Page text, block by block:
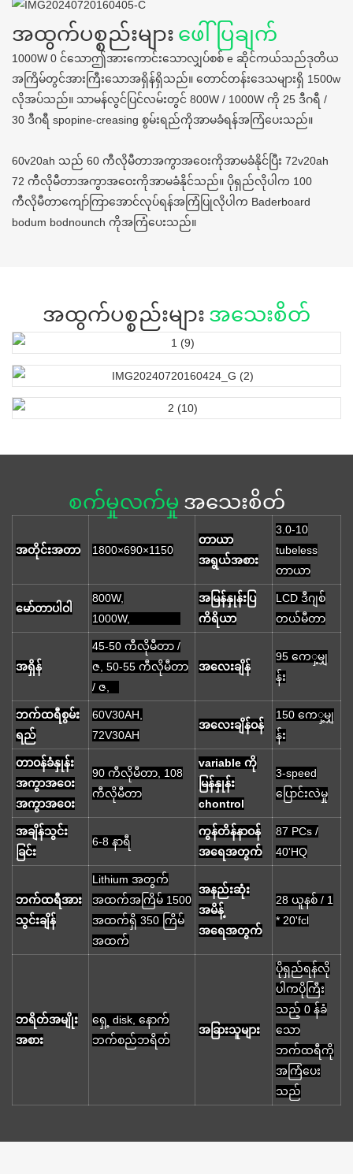
အထွက်ပစ္စည်းများ ဖေါ်ပြချက်
1000W 0 င်သောဤအားကောင်းသောလျှပ်စစ် e ဆိုင်ကယ်သည်ဒုတိယ
အကြိမ်တွင်အားကြီးသောအရှိန်ရှိသည်။ တောင်တန်းဒေသများရှိ 1500w
လိုအပ်သည်။ သာမန်လွင်ပြင်လမ်းတွင် 800W / 1000W ကို 25 ဒီဂရီ /
30 ဒီဂရီ spopine-creasing စွမ်းရည်ကိုအာမခံရန်အကြံပေးသည်။
60v20ah သည် 60 ကီလိုမီတာအကွာအဝေးကိုအာမခံနိုင်ပြီး 72v20ah
72 ကီလိုမီတာအကွာအဝေးကိုအာမခံနိုင်သည်။ ပိုရှည်လိုပါက 100
ကီလိုမီတာကျော်ကြာအောင်လုပ်ရန်အကြံပြုလိုပါက Baderboard
bodum bodnounch ကိုအကြံပေးသည်။
အထွက်ပစ္စည်းများ အသေးစိတ်
စက်မှုလက်မှု အသေးစိတ်
အတိုင်းအတာ 1800×690×1150
တာယာ
အရွယ်အစား
3.0-10
tubeless
တာယာ
မော်တာပါဝါ
800W,
1000W,
အမြန်နှုန်းပြ
ကိရိယာ
LCD ဒီဂျစ်
တယ်မီတာ
အရှိန်
45-50 ကီလိုမီတာ /
ဇ, 50-55 ကီလိုမီတာ
/ ဇ,
အလေးချိန်
95 ကေှ့မျှ
န်း
ဘက်ထရီစွမ်း
ရည်
60V30AH,
72V30AH
အလေးချိန်ဝန်
150 ကေှ့မျှ
န်း
တာဝန်ခံနှုန်း
အကွာအဝေး
အကွာအဝေး
90 ကီလိုမီတာ, 108
ကီလိုမီတာ
variable ကို
မြန်နှုန်း
chontrol
3-speed
ပြောင်းလဲမှု
အချိန်သွင်း
ခြင်း
6-8 နာရီ
ကွန်တိန်နာဝန်
အရေအတွက်
87 PCs /
40'HQ
ဘက်ထရီအား
သွင်းချိန်
Lithium အတွက်
အထက်အကြိမ် 1500
အထက်ရှိ 350 ကြိမ်
အထက်
အနည်းဆုံး
အမိန့်
အရေအတွက်
28 ယူနစ် / 1
* 20'fcl
ဘရိတ်အမျိုး
အစား
ရှေ့ disk, နောက်
ဘက်စည်ဘရိတ်
အခြားသူများ
ပိုရှည်ရန်လို
ပါကပိုကြီး
သည့် 0 န်ခံ
သော
ဘက်ထရီကို
အကြံပေး
သည်